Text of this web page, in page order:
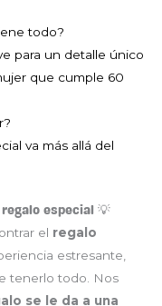
todo?
para un detalle único
que cumple 60
va más allá del
especial 💡
el regalo
estresante,
tenerlo todo. Nos
se le da a una